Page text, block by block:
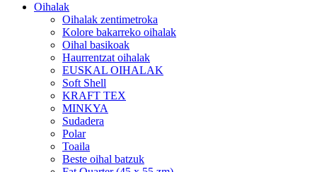
Oihalak
Oihalak zentimetroka
Kolore bakarreko oihalak
Oihal basikoak
Haurrentzat oihalak
EUSKAL OIHALAK
Soft Shell
KRAFT TEX
MINKYA
Sudadera
Polar
Toaila
Beste oihal batzuk